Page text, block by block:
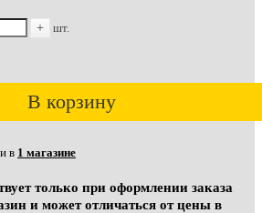
+ шт.
В корзину
в 1 магазине
только при оформлении заказа
и может отличаться от цены в